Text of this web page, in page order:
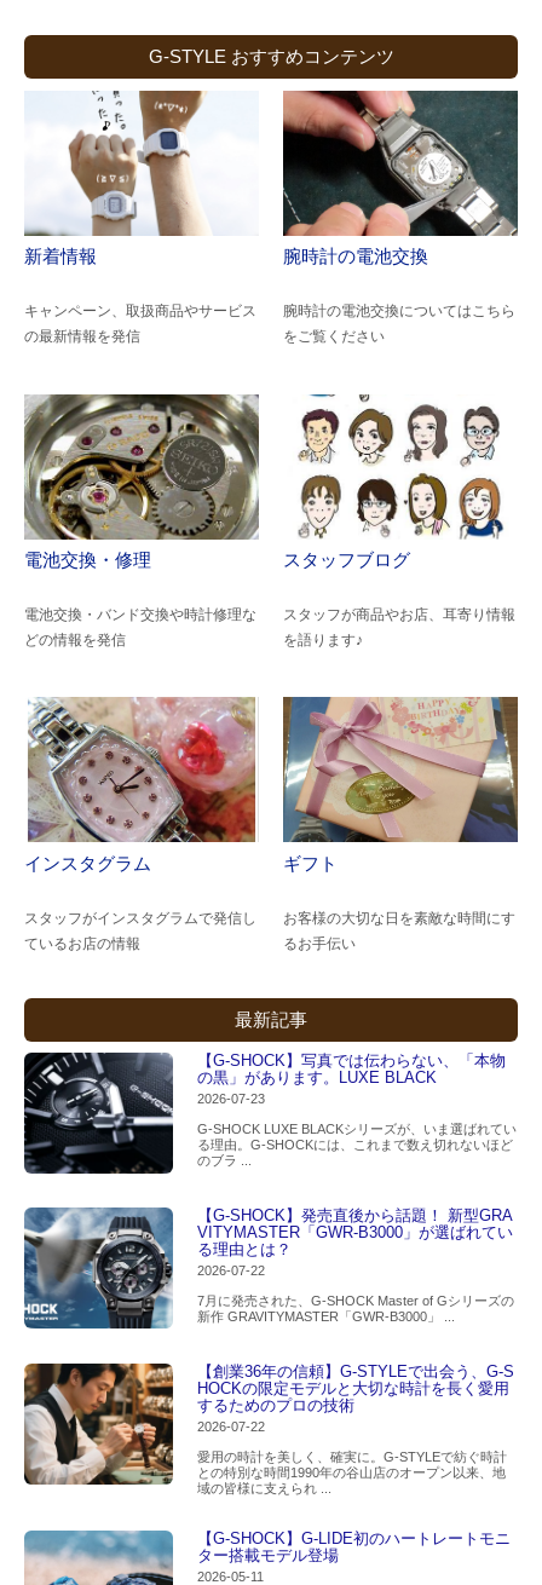
G-STYLE おすすめコンテンツ
新着情報
キャンペーン、取扱商品やサービス
の最新情報を発信
腕時計の電池交換
腕時計の電池交換についてはこちら
をご覧ください
電池交換・修理
電池交換・バンド交換や時計修理な
どの情報を発信
スタッフブログ
スタッフが商品やお店、耳寄り情報
を語ります♪
インスタグラム
スタッフがインスタグラムで発信し
ているお店の情報
ギフト
お客様の大切な日を素敵な時間にす
るお手伝い
最新記事
【G-SHOCK】写真では伝わらない、「本物
の黒」があります。LUXE BLACK
2026-07-23
G-SHOCK LUXE BLACKシリーズが、いま選ばれてい
る理由。G-SHOCKには、これまで数え切れないほど
のブラ ...
【G-SHOCK】発売直後から話題！ 新型GRA
VITYMASTER「GWR-B3000」が選ばれてい
る理由とは？
2026-07-22
7月に発売された、G-SHOCK Master of Gシリーズの
新作 GRAVITYMASTER「GWR-B3000」 ...
【創業36年の信頼】G-STYLEで出会う、G-S
HOCKの限定モデルと大切な時計を長く愛用
するためのプロの技術
2026-07-22
愛用の時計を美しく、確実に。G-STYLEで紡ぐ時計
との特別な時間1990年の谷山店のオープン以来、地
域の皆様に支えられ ...
【G-SHOCK】G-LIDE初のハートレートモニ
ター搭載モデル登場
2026-05-11